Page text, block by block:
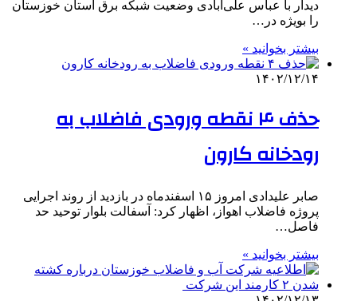
دیدار با عباس علی‌آبادی وضعیت شبکه برق استان خوزستان
را بویژه در…
بیشتر بخوانید »
۱۴۰۲/۱۲/۱۴
حذف ۴ نقطه ورودی فاضلاب به
رودخانه کارون
صابر علیدادی امروز ۱۵ اسفندماه در بازدید از روند اجرایی
پروژه فاضلاب اهواز، اظهار کرد: آسفالت بلوار توحید حد
فاصل…
بیشتر بخوانید »